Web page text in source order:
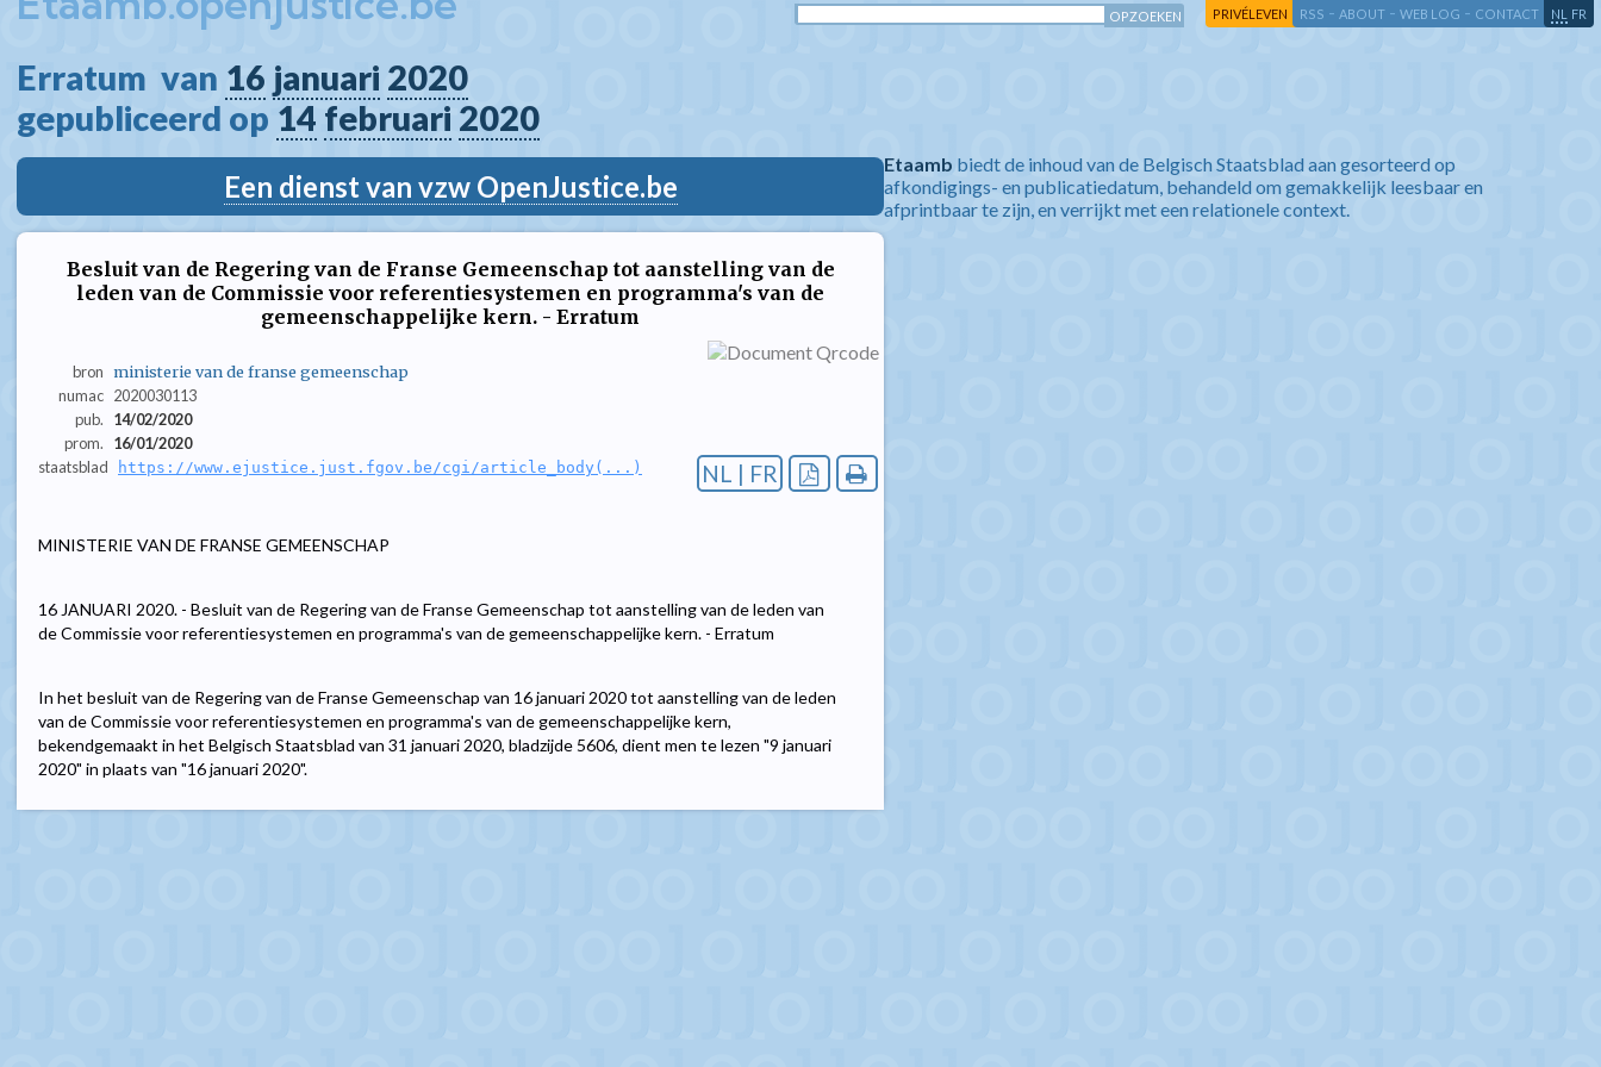
PRIVÉLEVEN RSS - ABOUT - WEB LOG - CONTACT NL FR
Erratum  van 16 januari 2020
gepubliceerd op 14 februari 2020
Een dienst van vzw OpenJustice.be
Besluit van de Regering van de Franse Gemeenschap tot aanstelling van de
leden van de Commissie voor referentiesystemen en programma's van de
gemeenschappelijke kern. - Erratum
bron ministerie van de franse gemeenschap
numac 2020030113
pub.
14/02/2020
prom.
16/01/2020
staatsblad
https://www.ejustice.just.fgov.be/cgi/article_body(...) NL | FR
MINISTERIE VAN DE FRANSE GEMEENSCHAP
16 JANUARI 2020. - Besluit van de Regering van de Franse Gemeenschap tot aanstelling van de leden van
de Commissie voor referentiesystemen en programma's van de gemeenschappelijke kern. - Erratum
In het besluit van de Regering van de Franse Gemeenschap van 16 januari 2020 tot aanstelling van de leden
van de Commissie voor referentiesystemen en programma's van de gemeenschappelijke kern,
bekendgemaakt in het Belgisch Staatsblad van 31 januari 2020, bladzijde 5606, dient men te lezen "9 januari
2020" in plaats van "16 januari 2020".
Etaamb biedt de inhoud van de Belgisch Staatsblad aan gesorteerd op
afkondigings- en publicatiedatum, behandeld om gemakkelijk leesbaar en
afprintbaar te zijn, en verrijkt met een relationele context.